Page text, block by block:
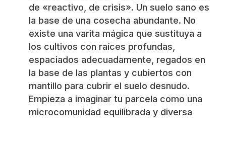
de «reactivo, de crisis». Un suelo sano es
la base de una cosecha abundante. No
existe una varita mágica que sustituya a
los cultivos con raíces profundas,
espaciados adecuadamente, regados en
la base de las plantas y cubiertos con
mantillo para cubrir el suelo desnudo.
Empieza a imaginar tu parcela como una
microcomunidad equilibrada y diversa